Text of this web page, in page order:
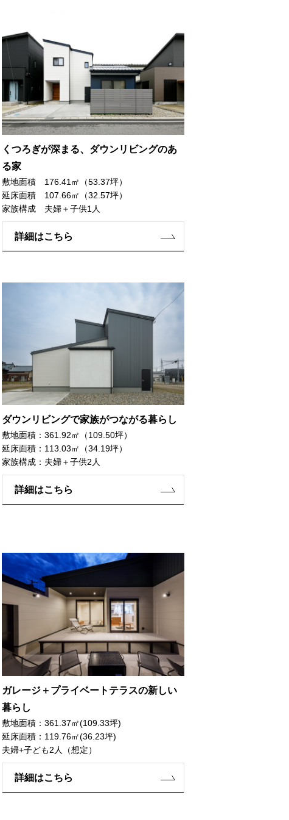
くつろぎが深まる、ダウンリビングのあ
る家
敷地面積 176.41㎡（53.37坪）
延床面積 107.66㎡（32.57坪）
家族構成 夫婦＋子供1人
詳細はこちら
ダウンリビングで家族がつながる暮らし
敷地面積：361.92㎡（109.50坪）
延床面積：113.03㎡（34.19坪）
家族構成：夫婦＋子供2人
詳細はこちら
ガレージ＋プライベートテラスの新しい
暮らし
敷地面積：361.37㎡(109.33坪)
延床面積：119.76㎡(36.23坪)
夫婦+子ども2人（想定）
詳細はこちら